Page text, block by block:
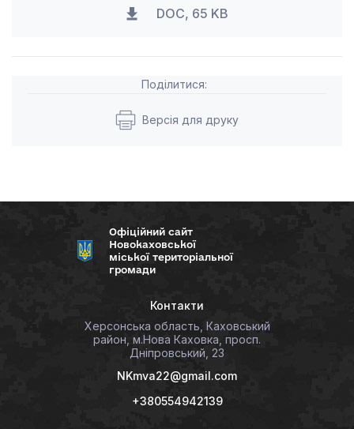
DOC, 65 KB
Поділитися:
Версія для друку
Офіційний сайт
Новокаховської
міської територіальної
громади
Контакти
Херсонська область, Каховський
район, м.Нова Каховка, просп.
Дніпровський, 23
NKmva22@gmail.com
+380554942139